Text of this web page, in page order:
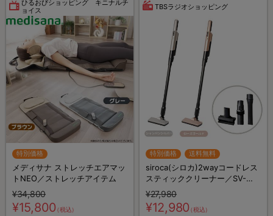
ひるおびショッピング キニナルチ
ョイス
特別価格
メディサナ ストレッチエアマッ
トNEO／ストレッチアイテム
¥34,800
¥15,800（税込）
TBSラジオショッピング
特別価格 送料無料
siroca(シロカ)2wayコードレス
スティッククリーナー／SV-
S281
¥27,980
¥12,980（税込）